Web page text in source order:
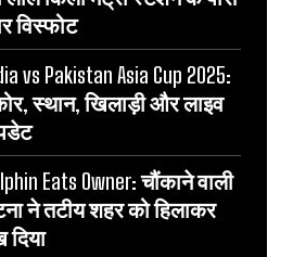
विस्फोट
vs Pakistan Asia Cup 2025:
स्थान, खिलाड़ी और लाइव
Eats Owner: चौंकाने वाली
ने तटीय शहर को हिलाकर
दिया